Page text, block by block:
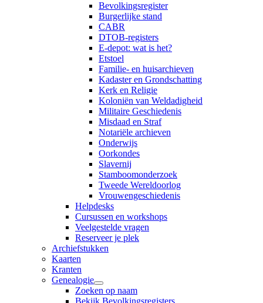
Bevolkingsregister
Burgerlijke stand
CABR
DTOB-registers
E-depot: wat is het?
Etstoel
Familie- en huisarchieven
Kadaster en Grondschatting
Kerk en Religie
Koloniën van Weldadigheid
Militaire Geschiedenis
Misdaad en Straf
Notariële archieven
Onderwijs
Oorkondes
Slavernij
Stamboomonderzoek
Tweede Wereldoorlog
Vrouwengeschiedenis
Helpdesks
Cursussen en workshops
Veelgestelde vragen
Reserveer je plek
Archiefstukken
Kaarten
Kranten
Genealogie
Zoeken op naam
Bekijk Bevolkingsregisters